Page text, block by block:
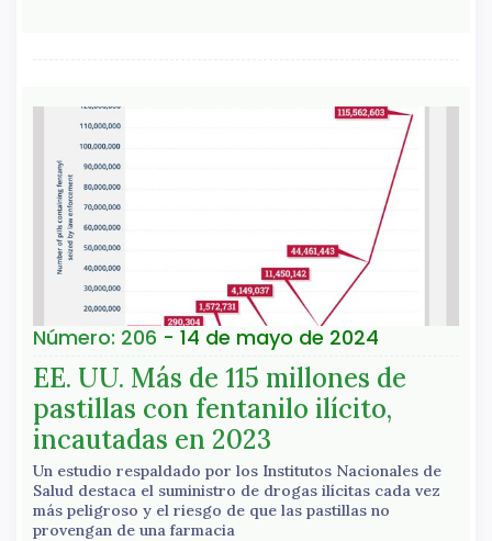
Número: 206 - 14 de mayo de 2024
EE. UU. Más de 115 millones de
pastillas con fentanilo ilícito,
incautadas en 2023
Un estudio respaldado por los Institutos Nacionales de
Salud destaca el suministro de drogas ilícitas cada vez
más peligroso y el riesgo de que las pastillas no
provengan de una farmacia